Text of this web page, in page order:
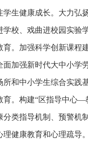
学生健康成长。大力弘
学校、戏曲进校园实验
育。加强科学创新课程
面加强新时代大中小学
所和中小学生综合实践
育。构建“区指导中心
分类指导机制、预警机
理健康教育和心理疏导